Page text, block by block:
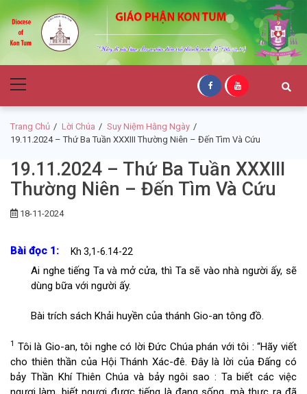
to
navigation
to
content
Giáo Phận Kon
Tum
Menu
Trang Chủ Lời Chúa
Suy Niệm Hằng Ngày
19.11.2024 – Thứ Ba Tuần XXXIII Thường Niên – Đến Tìm Và Cứu
19.11.2024 – Thứ Ba Tuần XXXIII
Thường Niên – Đến Tìm Và Cứu
18-11-2024
Bài đọc 1: Kh 3,1-6.14-22
Ai nghe tiếng Ta và mở cửa, thì Ta sẽ vào nhà người ấy, sẽ
dùng bữa với người ấy.
Bài trích sách Khải huyền của thánh Gio-an tông đồ.
1 Tôi là Gio-an, tôi nghe có lời Đức Chúa phán với tôi : “Hãy viết
cho thiên thần của Hội Thánh Xác-đê. Đây là lời của Đấng có
bảy Thần Khí Thiên Chúa và bảy ngôi sao : Ta biết các việc